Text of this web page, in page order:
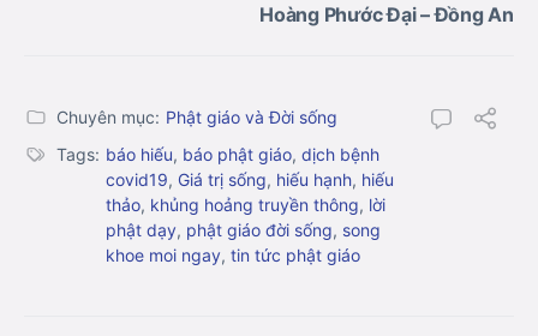
Hoàng Phước Đại – Đồng An
Chuyên mục: Phật giáo và Đời sống
Tags: báo hiếu, báo phật giáo, dịch bệnh
covid19, Giá trị sống, hiếu hạnh, hiếu
thảo, khủng hoảng truyền thông, lời
phật dạy, phật giáo đời sống, song
khoe moi ngay, tin tức phật giáo